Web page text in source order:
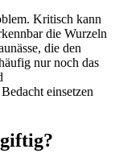
Kritisch kann
die Wurzeln
die den
nur noch das
einsetzen